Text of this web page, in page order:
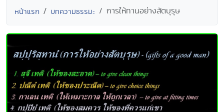
หน้าแรก บทความธรรมะ การให้ทานอย่างสัตบุรุษ